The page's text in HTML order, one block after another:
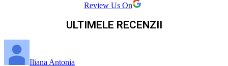
Review Us On
ULTIMELE RECENZII
Iliana Antonia